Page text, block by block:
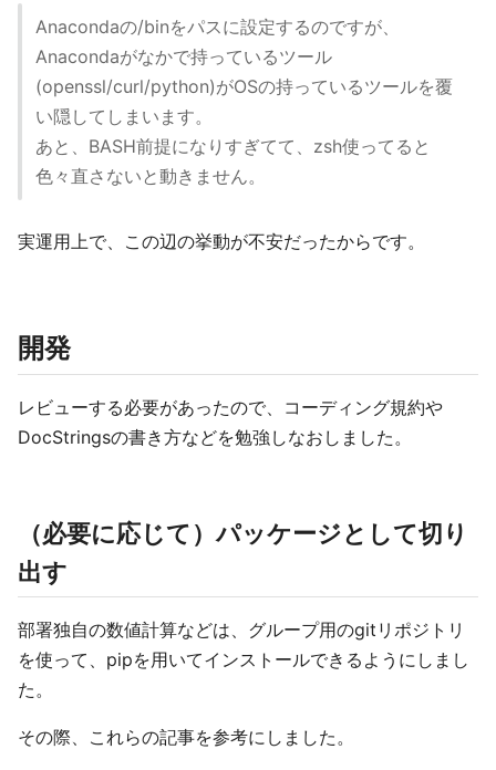
Anacondaの/binをパスに設定するのですが、
Anacondaがなかで持っているツール
(openssl/curl/python)がOSの持っているツールを覆
い隠してしまいます。
あと、BASH前提になりすぎてて、zsh使ってると
色々直さないと動きません。
実運用上で、この辺の挙動が不安だったからです。
開発
レビューする必要があったので、コーディング規約や
DocStringsの書き方などを勉強しなおしました。
（必要に応じて）パッケージとして切り
出す
部署独自の数値計算などは、グループ用のgitリポジトリ
を使って、pipを用いてインストールできるようにしまし
た。
その際、これらの記事を参考にしました。